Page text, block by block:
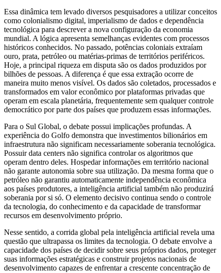
Essa dinâmica tem levado diversos pesquisadores a utilizar conceitos
como colonialismo digital, imperialismo de dados e dependência
tecnológica para descrever a nova configuração da economia
mundial. A lógica apresenta semelhanças evidentes com processos
históricos conhecidos. No passado, potências coloniais extraíam
ouro, prata, petróleo ou matérias-primas de territórios periféricos.
Hoje, a principal riqueza em disputa são os dados produzidos por
bilhões de pessoas. A diferença é que essa extração ocorre de
maneira muito menos visível. Os dados são coletados, processados e
transformados em valor econômico por plataformas privadas que
operam em escala planetária, frequentemente sem qualquer controle
democrático por parte dos países que produzem essas informações.
Para o Sul Global, o debate possui implicações profundas. A
experiência do Golfo demonstra que investimentos bilionários em
infraestrutura não significam necessariamente soberania tecnológica.
Possuir data centers não significa controlar os algoritmos que
operam dentro deles. Hospedar informações em território nacional
não garante autonomia sobre sua utilização. Da mesma forma que o
petróleo não garantiu automaticamente independência econômica
aos países produtores, a inteligência artificial também não produzirá
soberania por si só. O elemento decisivo continua sendo o controle
da tecnologia, do conhecimento e da capacidade de transformar
recursos em desenvolvimento próprio.
Nesse sentido, a corrida global pela inteligência artificial revela uma
questão que ultrapassa os limites da tecnologia. O debate envolve a
capacidade dos países de decidir sobre seus próprios dados, proteger
suas informações estratégicas e construir projetos nacionais de
desenvolvimento capazes de enfrentar a crescente concentração de